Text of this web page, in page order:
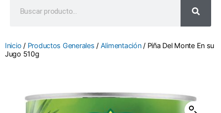
Inicio / Productos Generales / Alimentación/ Piña Del Monte En su
Jugo 510g